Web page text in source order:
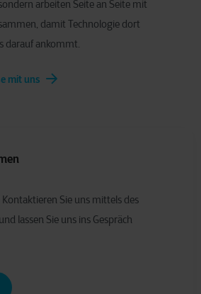
arbeiten Seite an Seite mit
damit Technologie dort
darauf ankommt.
mit uns
Kontaktieren Sie uns mittels des
lassen Sie uns ins Gespräch